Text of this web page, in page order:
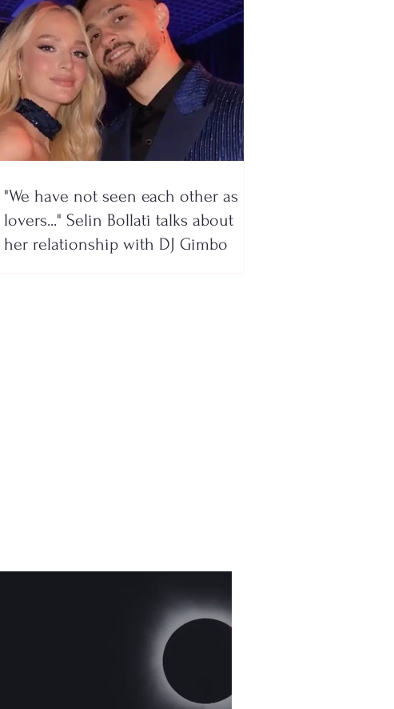
"We have not seen each other as
lovers..." Selin Bollati talks about
her relationship with DJ Gimbo